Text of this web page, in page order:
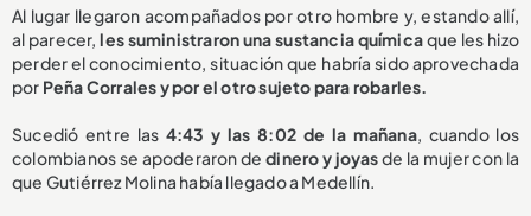
Al lugar llegaron acompañados por otro hombre y, estando allí,
al parecer,les suministraron una sustancia químicaque les hizo
perder el conocimiento, situación que habría sido aprovechada
por Peña Corrales y por el otro sujeto para robarles.
Sucedió entre las 4:43 y las 8:02 de la mañana, cuando los
colombianos se apoderaron dedinero y joyasde la mujer con la
que Gutiérrez Molina había llegado a Medellín.